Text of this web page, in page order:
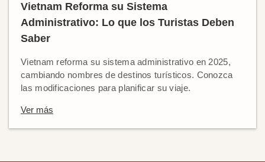
Vietnam Reforma su Sistema
Administrativo: Lo que los Turistas Deben
Saber
Vietnam reforma su sistema administrativo en 2025,
cambiando nombres de destinos turísticos. Conozca
las modificaciones para planificar su viaje.
Ver más